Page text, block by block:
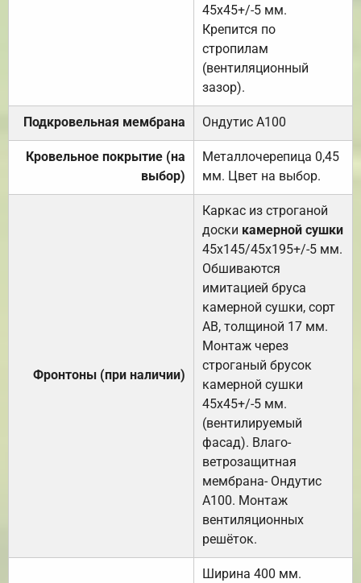
45х45+/-5 мм.
Крепится по
стропилам
(вентиляционный
зазор).
Подкровельная мембрана Ондутис А100
Кровельное покрытие (на
выбор)
Металлочерепица 0,45
мм. Цвет на выбор.
Фронтоны (при наличии)
Каркас из строганой
доски камерной сушки
45х145/45х195+/-5 мм.
Обшиваются
имитацией бруса
камерной сушки, сорт
АВ, толщиной 17 мм.
Монтаж через
строганый брусок
камерной сушки
45х45+/-5 мм.
(вентилируемый
фасад). Влаго-
ветрозащитная
мембрана- Ондутис
А100. Монтаж
вентиляционных
решёток.
Ширина 400 мм.